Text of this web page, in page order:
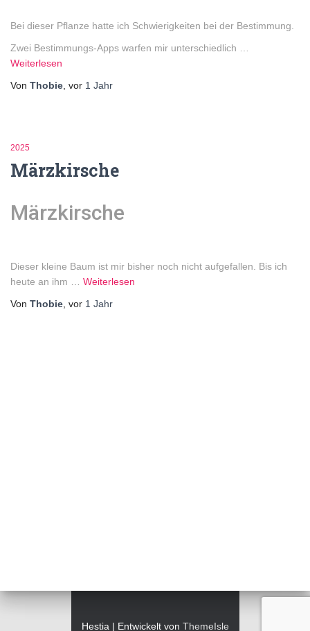
Bei dieser Pflanze hatte ich Schwierigkeiten bei der Bestimmung.
Zwei Bestimmungs-Apps warfen mir unterschiedlich …
Weiterlesen
Von Thobie , vor 1 Jahr
2025
Märzkirsche
Märzkirsche
Dieser kleine Baum ist mir bisher noch nicht aufgefallen. Bis ich
heute an ihm … Weiterlesen
Von Thobie , vor 1 Jahr
Hestia | Entwickelt von ThemeIsle